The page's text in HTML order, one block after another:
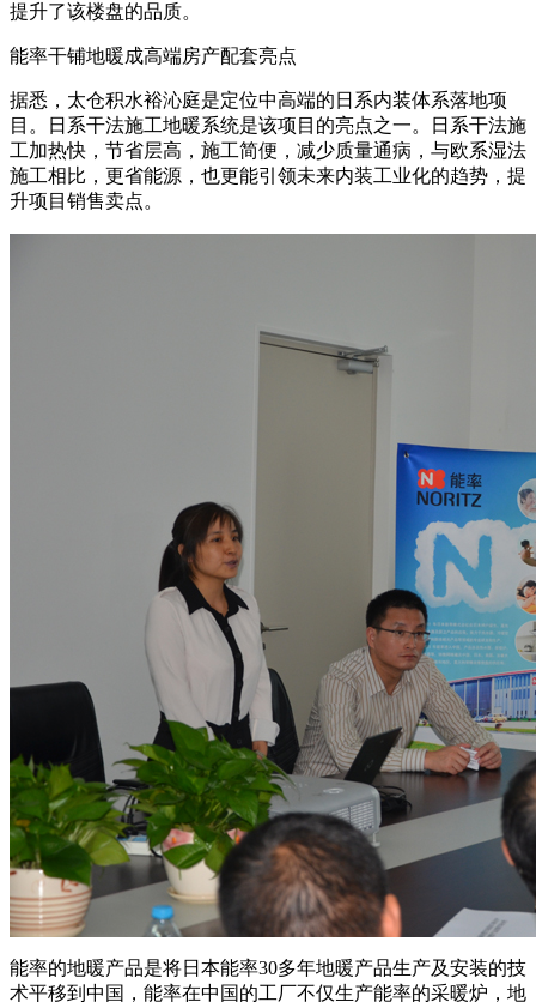
提升了该楼盘的品质。
能率干铺地暖成高端房产配套亮点
据悉，太仓积水裕沁庭是定位中高端的日系内装体系落地项
目。日系干法施工地暖系统是该项目的亮点之一。日系干法施
工加热快，节省层高，施工简便，减少质量通病，与欧系湿法
施工相比，更省能源，也更能引领未来内装工业化的趋势，提
升项目销售卖点。
能率的地暖产品是将日本能率30多年地暖产品生产及安装的技
术平移到中国，能率在中国的工厂不仅生产能率的采暖炉，地